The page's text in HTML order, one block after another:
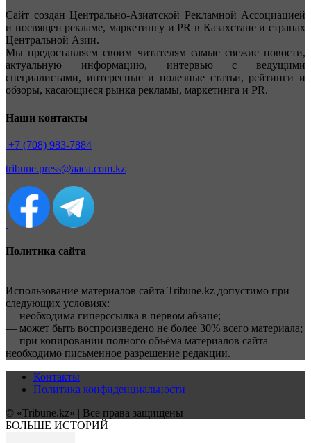
Сайт создан Центрально-Азиатской Рекламной Ассоциацией
и посвящен рекламе, маркетингу и PR в Казахстане и странах
Центральной Азии.
Мы предоставляем своим читателям самые свежие новости,
актуальную информацию, интервью с ведущими
специалистами, интересные и полезные статьи, рейтинги и
обзоры, касающиеся рынка рекламы, маркетинга и PR.
Наши контакты
+7 (708) 983-7884
tribune.press@aaca.com.kz
Политика сайта
Использование материалов сайта Tribune.kz допустимо при
следующих условиях:
— необходима гиперссылка в первом абзаце;
— может быть воспроизведено не более 30% всего материала;
— при копировании полного объёма материалов сайта
необходимо письменное разрешение редакции.
Контакты
Политика конфиденциальности
© «Tribune.kz» | Все права защищены
БОЛЬШЕ ИСТОРИЙ